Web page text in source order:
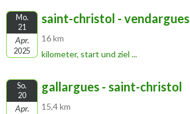
Mo.
21
Apr.
2025
saint-christol - vendargues
16 km
kilometer, start und ziel ...
So.
20
Apr.
gallargues - saint-christol
15,4 km